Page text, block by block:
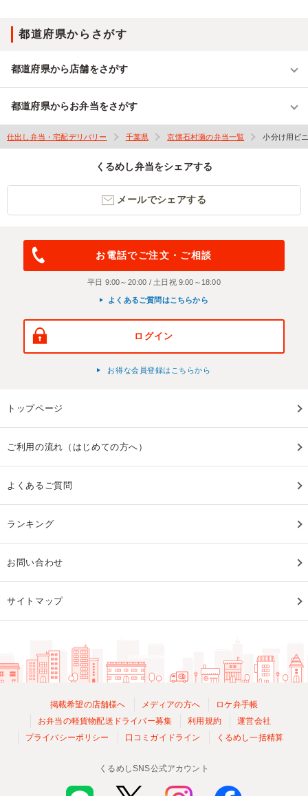
都道府県からさがす
都道府県から店舗をさがす
都道府県からお弁当をさがす
仕出し弁当・宅配デリバリー 千葉県 京懐石村瀬の弁当一覧 小分け用ビ
くるめし弁当をシェアする
メールでシェアする
お電話でご注文・ご相談
平日 9:00～20:00 / 土日祝 9:00～18:00
よくあるご質問はこちらから
ログイン
お得な会員登録はこちらから
トップページ
ご利用の流れ（はじめての方へ）
よくあるご質問
ランキング
お問い合わせ
サイトマップ
掲載希望の店舗様へ メディアの方へ
ロケ弁手帳
お弁当の軽貨物配送ドライバー募集
利用規約
運営会社
プライバシーポリシー
口コミガイドライン くるめし一括精算
くるめしSNS公式アカウント